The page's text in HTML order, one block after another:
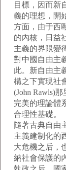
目標，因而新
義的理想，開
方面，由于西
的內核，日益
主義的界限變
對中國自由主
此。新自由主
構之下實現社
(John Rawls)
完美的理論體
合理性基礎。
隨著古典自由
主義建制化的
大危機之后，
納社會保護的